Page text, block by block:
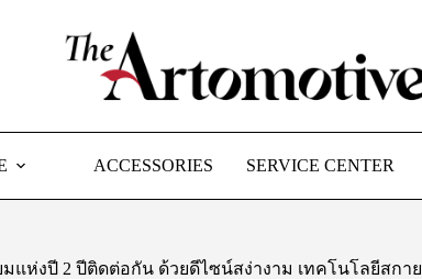
ACCESSORIES SERVICE CENTER
แห่งปี 2 ปีติดต่อกัน ด้วยดีไซน์สง่างาม เทคโนโลยีสกาย